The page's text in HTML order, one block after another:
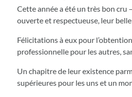
Cette année a été un très bon cru
ouverte et respectueuse, leur
Félicitations à eux pour
professionnelle pour les autres,
Un chapitre de leur existence
supérieures pour les uns et un